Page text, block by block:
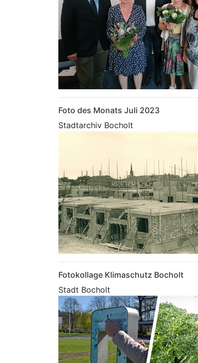
Foto des Monats Juli 2023
Stadtarchiv Bocholt
Fotokollage Klimaschutz Bocholt
Stadt Bocholt